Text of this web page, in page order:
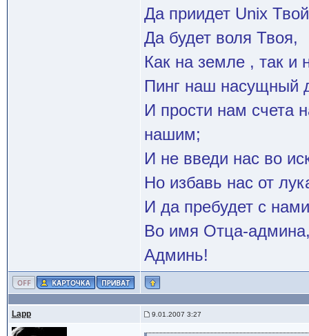
Да приидет Unix
Да будет воля Твоя,
Как на земле , так и
Пинг наш насущный
И прости нам счета
нашим;
И не введи нас во
Но избавь нас от
И да пребудет с
Во имя Отца-
Админь!
Lapp 9.01.2007 3:27